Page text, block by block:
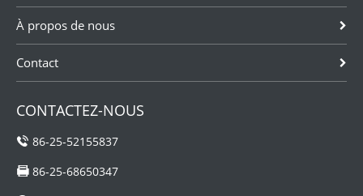
À propos de nous
Contact
CONTACTEZ-NOUS
86-25-52155837
86-25-68650347